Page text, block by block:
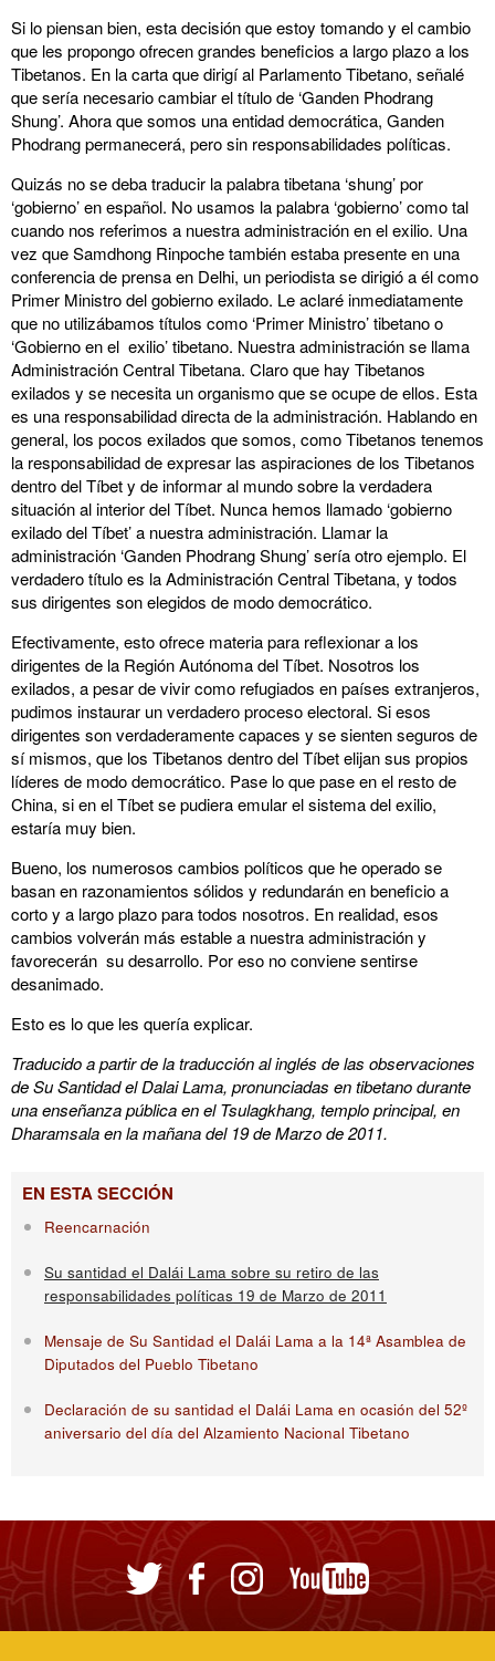
Si lo piensan bien, esta decisión que estoy tomando y el cambio
que les propongo ofrecen grandes beneficios a largo plazo a los
Tibetanos. En la carta que dirigí al Parlamento Tibetano, señalé
que sería necesario cambiar el título de ‘Ganden Phodrang
Shung’. Ahora que somos una entidad democrática, Ganden
Phodrang permanecerá, pero sin responsabilidades políticas.
Quizás no se deba traducir la palabra tibetana ‘shung’ por
‘gobierno’ en español. No usamos la palabra ‘gobierno’ como tal
cuando nos referimos a nuestra administración en el exilio. Una
vez que Samdhong Rinpoche también estaba presente en una
conferencia de prensa en Delhi, un periodista se dirigió a él como
Primer Ministro del gobierno exilado. Le aclaré inmediatamente
que no utilizábamos títulos como ‘Primer Ministro’ tibetano o
‘Gobierno en el exilio’ tibetano. Nuestra administración se llama
Administración Central Tibetana. Claro que hay Tibetanos
exilados y se necesita un organismo que se ocupe de ellos. Esta
es una responsabilidad directa de la administración. Hablando en
general, los pocos exilados que somos, como Tibetanos tenemos
la responsabilidad de expresar las aspiraciones de los Tibetanos
dentro del Tíbet y de informar al mundo sobre la verdadera
situación al interior del Tíbet. Nunca hemos llamado ‘gobierno
exilado del Tíbet’ a nuestra administración. Llamar la
administración ‘Ganden Phodrang Shung’ sería otro ejemplo. El
verdadero título es la Administración Central Tibetana, y todos
sus dirigentes son elegidos de modo democrático.
Efectivamente, esto ofrece materia para reflexionar a los
dirigentes de la Región Autónoma del Tíbet. Nosotros los
exilados, a pesar de vivir como refugiados en países extranjeros,
pudimos instaurar un verdadero proceso electoral. Si esos
dirigentes son verdaderamente capaces y se sienten seguros de
sí mismos, que los Tibetanos dentro del Tíbet elijan sus propios
líderes de modo democrático. Pase lo que pase en el resto de
China, si en el Tíbet se pudiera emular el sistema del exilio,
estaría muy bien.
Bueno, los numerosos cambios políticos que he operado se
basan en razonamientos sólidos y redundarán en beneficio a
corto y a largo plazo para todos nosotros. En realidad, esos
cambios volverán más estable a nuestra administración y
favorecerán su desarrollo. Por eso no conviene sentirse
desanimado.
Esto es lo que les quería explicar.
Traducido a partir de la traducción al inglés de las observaciones
de Su Santidad el Dalai Lama, pronunciadas en tibetano durante
una enseñanza pública en el Tsulagkhang, templo principal, en
Dharamsala en la mañana del 19 de Marzo de 2011.
EN ESTA SECCIÓN
Reencarnación
Su santidad el Dalái Lama sobre su retiro de las
responsabilidades políticas 19 de Marzo de 2011
Mensaje de Su Santidad el Dalái Lama a la 14ª Asamblea de
Diputados del Pueblo Tibetano
Declaración de su santidad el Dalái Lama en ocasión del 52º
aniversario del día del Alzamiento Nacional Tibetano